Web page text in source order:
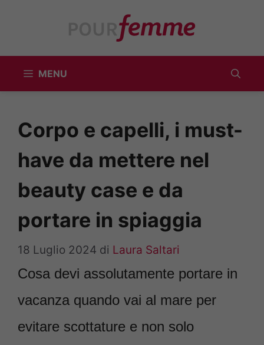
MENU
Corpo e capelli, i must-
have da mettere nel
beauty case e da
portare in spiaggia
18 Luglio 2024 di Laura Saltari
Cosa devi assolutamente portare in
vacanza quando vai al mare per
evitare scottature e non solo